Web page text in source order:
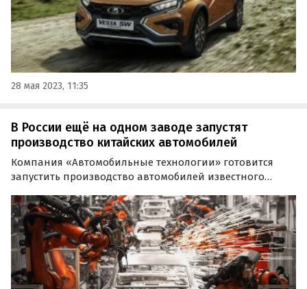
28 мая 2023, 11:35
В России ещё на одном заводе запустят
производство китайских автомобилей
Компания «Автомобильные технологии» готовится
запустить производство автомобилей известного
компании 7 ноября сообщил губернатор Калужской
области Владислав Шапша в своем Telegram-канале.